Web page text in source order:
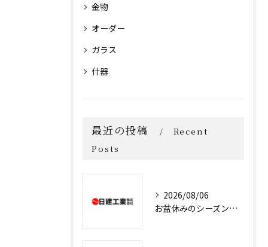
金物
オーダー
ガラス
什器
最近の投稿
Recent
Posts
2026/08/06
お盆休みのシーズンです